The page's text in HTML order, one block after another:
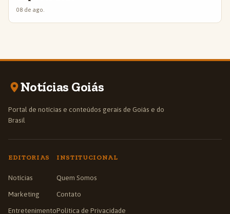
08 de ago.
Notícias Goiás
Portal de notícias e conteúdos gerais de Goiás e do
Brasil
EDITORIAS
Notícias
Marketing
Entretenimento
INSTITUCIONAL
Quem Somos
Contato
Política de Privacidade